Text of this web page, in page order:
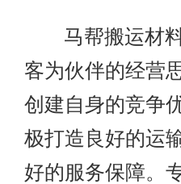
马帮搬运材料
客为伙伴的经营
创建自身的竞争
极打造良好的运
好的服务保障。